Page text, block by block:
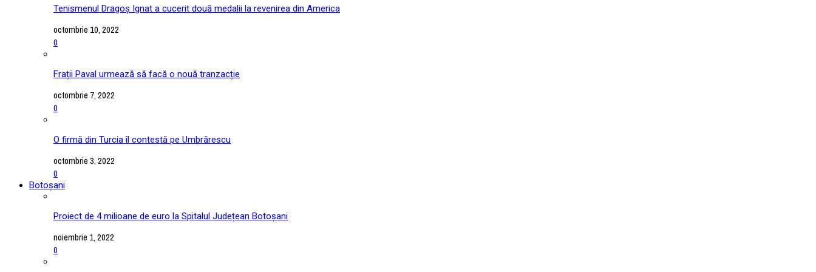
Tenismenul Dragoș Ignat a cucerit două medalii la revenirea din America
octombrie 10, 2022
0
Frații Paval urmează să facă o nouă tranzacție
octombrie 7, 2022
0
O firmă din Turcia îl contestă pe Umbrărescu
octombrie 3, 2022
0
Botoșani
Proiect de 4 milioane de euro la Spitalul Județean Botoșani
noiembrie 1, 2022
0